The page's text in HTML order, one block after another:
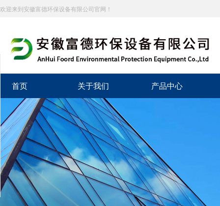
欢迎来到安徽富德环保设备有限公司官网！
首页 关于我们 产品中心
分享到
微信
百度贴吧
豆瓣
QQ好友
QQ空间
复制网址
打印